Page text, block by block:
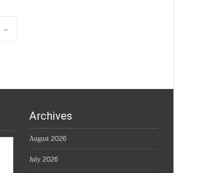
→
Archives
August 2026
July 2026